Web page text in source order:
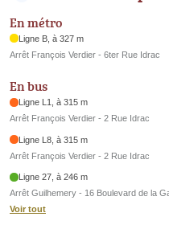
En métro
Ligne B, à 327 m
Arrêt François Verdier - 6ter Rue Idrac
En bus
Ligne L1, à 315 m
Arrêt François Verdier - 2 Rue Idrac
Ligne L8, à 315 m
Arrêt François Verdier - 2 Rue Idrac
Ligne 27, à 246 m
Arrêt Guilhemery - 16 Boulevard de la
Voir tout